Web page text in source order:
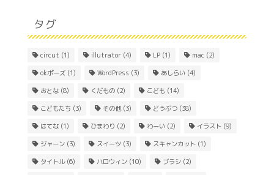
タグ
circut (1) illutrator (4) LP (1) mac (2)
okポーズ (1) WordPress (3) あしらい (4)
おとな (8) くだもの (2) こども (14)
こどもたち (3) その他(3) どうぶつ (38)
はてな (1) ひまわり (2) わーい (2) イラスト (9)
ジャーン (3) スイーツ (3) スキャンカット (1)
タイトル(6) ハロウィン (10) ブラシ (2)